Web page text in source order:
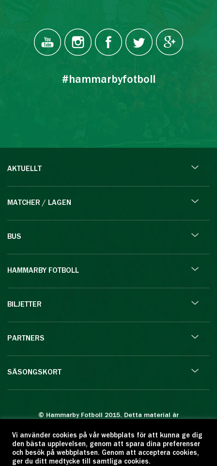
#hammarbyfotboll
AKTUELLT
MATCHER / LAGEN
BUS
HAMMARBY FOTBOLL
BILJETTER
PARTNERS
SÄSONGSKORT
© Hammarby Fotboll 2015. Detta material är
Eftertryck eller annan kopiering är förbjuden.
Citera oss gärna men ange källan:
www.hammarbyfotboll.se. Ansvarig utgivare:
Vi använder cookies på vår webbplats för att kunna ge dig
den bästa upplevelsen, genom att spara dina preferenser
och besök på webbplatsen. Genom att acceptera cookies,
ger du ditt medtycke till samtliga cookies.